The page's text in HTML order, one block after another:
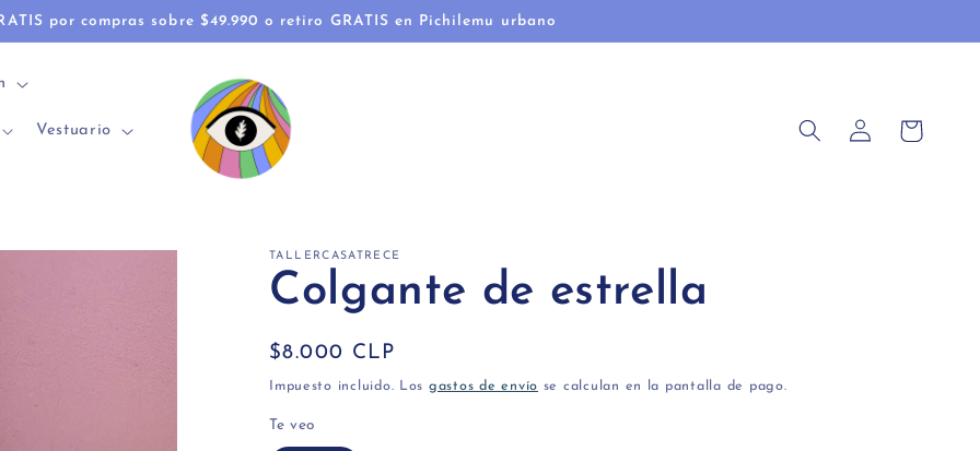
por compras sobre $49.990 o retiro GRATIS en Pichilemu urbano
Vestuario
Iniciar
sesión
Carrito
TALLERCASATRECE
Colgante de estrella
Precio
habitual
$8.000 CLP
Impuesto incluido. Los gastos de envío se calculan en la pantalla de pago.
Te veo